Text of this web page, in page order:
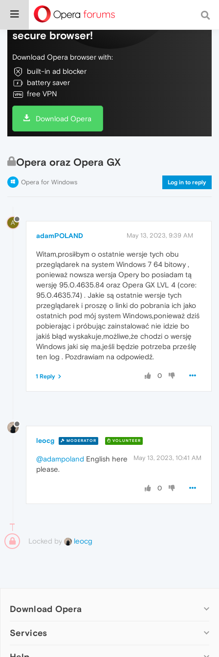
Do more on the web, with a fast and
secure browser!
Download Opera browser with:
built-in ad blocker
battery saver
free VPN
Download Opera
Opera oraz Opera GX
Opera for Windows Log in to reply
A
adamPOLAND May 13, 2023, 9:39 AM
Witam,prosiłbym o ostatnie wersje tych obu
przeglądarek na system Windows 7 64 bitowy ,
ponieważ nowsza wersja Opery bo posiadam tą
wersję 95.0.4635.84 oraz Opera GX LVL 4 (core:
95.0.4635.74) . Jakie są ostatnie wersje tych
przeglądarek i proszę o linki do pobrania ich jako
ostatnich pod mój system Windows,ponieważ dziś
pobierając i próbując zainstalować nie idzie bo
jakiś błąd wyskakuje,możliwe,że chodzi o wersję
Windows jaki się ma,jeśli będzie potrzeba prześlę
ten log . Pozdrawiam na odpowiedź.
0
1 Reply
leocg MODERATOR VOLUNTEER
May 13, 2023, 10:41 AM
@adampoland English here
please.
0
Locked by leocg
Download Opera
Computer browsers
Services